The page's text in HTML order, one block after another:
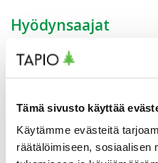
Tämä sivusto käyttää
Käytämme evästeitä
räätälöimiseen, sosiaalisen
Hyödynsaajat
Luonnonhoito
metsätaloutta.
muassa metsäpolitiikan
ja metsäsertifioinnin
Luonnonhoidon
riippumattoman